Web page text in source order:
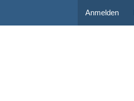
Anmelden